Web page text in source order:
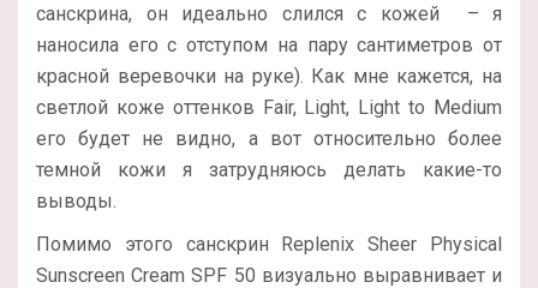
санскрина, он идеально слился с кожей – я
наносила его с отступом на пару сантиметров от
красной веревочки на руке). Как мне кажется, на
светлой коже оттенков Fair, Light, Light to Medium
его будет не видно, а вот относительно более
темной кожи я затрудняюсь делать какие-то
выводы.
Помимо этого санскрин Replenix Sheer Physical
Sunscreen Cream SPF 50 визуально выравнивает и